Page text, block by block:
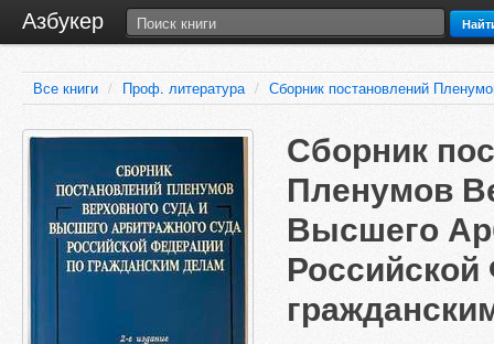
Азбукер
Все книги / Проф. литература / Сборник постановлений
Сборник
Пленумов
Высшего